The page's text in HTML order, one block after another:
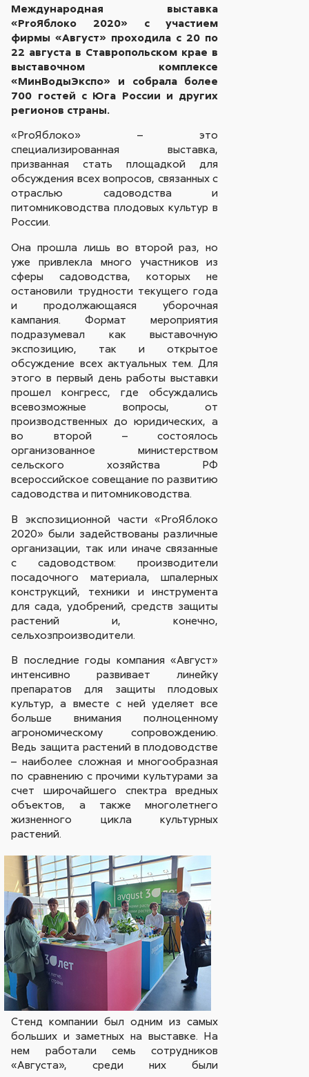
Международная выставка
«ProЯблоко 2020» с участием
фирмы «Август» проходила c 20 по
22 августа в Ставропольском крае в
выставочном комплексе
«МинВодыЭкспо» и собрала более
700 гостей с Юга России и других
регионов страны.
«ProЯблоко» – это
специализированная выставка,
призванная стать площадкой для
обсуждения всех вопросов, связанных с
отраслью садоводства и
питомниководства плодовых культур в
России.
Она прошла лишь во второй раз, но
уже привлекла много участников из
сферы садоводства, которых не
остановили трудности текущего года
и продолжающаяся уборочная
кампания. Формат мероприятия
подразумевал как выставочную
экспозицию, так и открытое
обсуждение всех актуальных тем. Для
этого в первый день работы выставки
прошел конгресс, где обсуждались
всевозможные вопросы, от
производственных до юридических, а
во второй – состоялось
организованное министерством
сельского хозяйства РФ
всероссийское совещание по развитию
садоводства и питомниководства.
В экспозиционной части «ProЯблоко
2020» были задействованы различные
организации, так или иначе связанные
с садоводством: производители
посадочного материала, шпалерных
конструкций, техники и инструмента
для сада, удобрений, средств защиты
растений и, конечно,
сельхозпроизводители.
В последние годы компания «Август»
интенсивно развивает линейку
препаратов для защиты плодовых
культур, а вместе с ней уделяет все
больше внимания полноценному
агрономическому сопровождению.
Ведь защита растений в плодоводстве
– наиболее сложная и многообразная
по сравнению с прочими культурами за
счет широчайшего спектра вредных
объектов, а также многолетнего
жизненного цикла культурных
растений.
Стенд компании был одним из самых
больших и заметных на выставке. На
нем работали семь сотрудников
«Августа», среди них были